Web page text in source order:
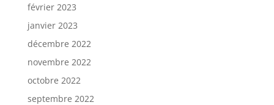
février 2023
janvier 2023
décembre 2022
novembre 2022
octobre 2022
septembre 2022